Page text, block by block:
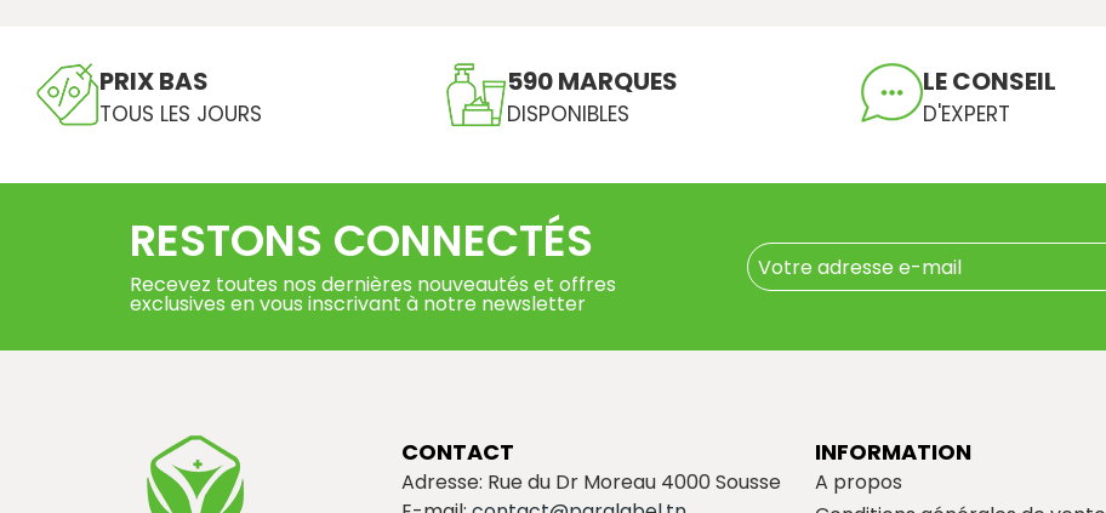
PRIX BAS
TOUS LES JOURS
590 MARQUES
DISPONIBLES
LE CONSEIL
D'EXPERT
RESTONS CONNECTÉS
Recevez toutes nos dernières nouveautés et offres
exclusives en vous inscrivant à notre newsletter
CONTACT
Adresse: Rue du Dr Moreau 4000 Sousse
INFORMATION
A propos